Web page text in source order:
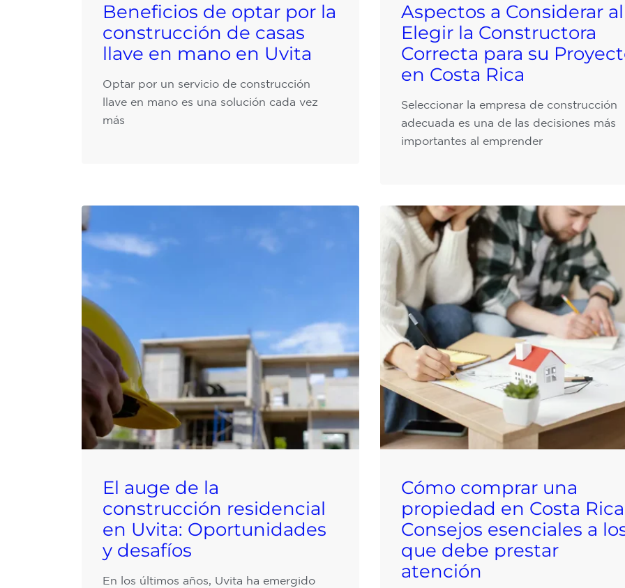
Beneficios de optar por la
construcción de casas
llave en mano en Uvita
Optar por un servicio de construcción
llave en mano es una solución cada vez
más
Aspectos a Considerar al
Elegir la Constructora
Correcta para su
en Costa Rica
Seleccionar la empresa de construcción
adecuada es una de las decisiones más
importantes al emprender
El auge de la
construcción residencial
en Uvita: Oportunidades
y desafíos
En los últimos años, Uvita ha emergido
Cómo comprar una
propiedad en Costa
Consejos esenciales a
que debe prestar
atención